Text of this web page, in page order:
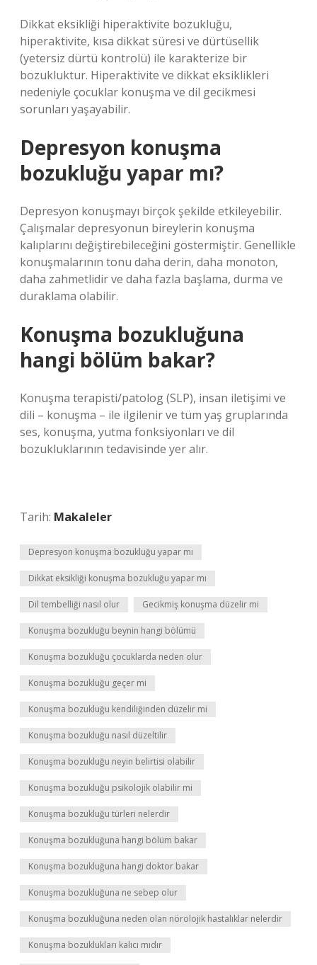
Dikkat eksikliği hiperaktivite bozukluğu,
hiperaktivite, kısa dikkat süresi ve dürtüsellik
(yetersiz dürtü kontrolü) ile karakterize bir
bozukluktur. Hiperaktivite ve dikkat eksiklikleri
nedeniyle çocuklar konuşma ve dil gecikmesi
sorunları yaşayabilir.
Depresyon konuşma
bozukluğu yapar mı?
Depresyon konuşmayı birçok şekilde etkileyebilir.
Çalışmalar depresyonun bireylerin konuşma
kalıplarını değiştirebileceğini göstermiştir. Genellikle
konuşmalarının tonu daha derin, daha monoton,
daha zahmetlidir ve daha fazla başlama, durma ve
duraklama olabilir.
Konuşma bozukluğuna
hangi bölüm bakar?
Konuşma terapisti/patolog (SLP), insan iletişimi ve
dili – konuşma – ile ilgilenir ve tüm yaş gruplarında
ses, konuşma, yutma fonksiyonları ve dil
bozukluklarının tedavisinde yer alır.
Tarih: Makaleler
Depresyon konuşma bozukluğu yapar mı
Dikkat eksikliği konuşma bozukluğu yapar mı
Dil tembelliği nasıl olur Gecikmiş konuşma düzelir mi
Konuşma bozukluğu beynin hangi bölümü
Konuşma bozukluğu çocuklarda neden olur
Konuşma bozukluğu geçer mi
Konuşma bozukluğu kendiliğinden düzelir mi
Konuşma bozukluğu nasıl düzeltilir
Konuşma bozukluğu neyin belirtisi olabilir
Konuşma bozukluğu psikolojik olabilir mi
Konuşma bozukluğu türleri nelerdir
Konuşma bozukluğuna hangi bölüm bakar
Konuşma bozukluğuna hangi doktor bakar
Konuşma bozukluğuna ne sebep olur
Konuşma bozukluğuna neden olan nörolojik hastalıklar nelerdir
Konuşma bozuklukları kalıcı mıdır